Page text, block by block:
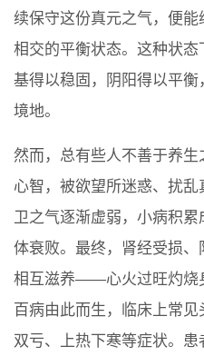
续保守这份真元之气，便
相交的平衡状态。这种状
基得以稳固，阴阳得以平
境地。
然而，总有些人不善于养
心智，被欲望所迷惑、扰
卫之气逐渐虚弱，小病积
体衰败。最终，肾经受损
相互滋养——心火过旺灼烧
百病由此而生，临床上常
双亏、上热下寒等症状。